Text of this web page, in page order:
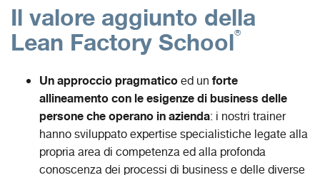
Il valore aggiunto della
Lean Factory School®
Un approccio pragmaticoed un forte
allineamento con le esigenze di business delle
persone che operano in azienda: i nostri trainer
hanno sviluppato expertise specialistiche legate alla
propria area di competenza ed alla profonda
conoscenza dei processi di business e delle diverse